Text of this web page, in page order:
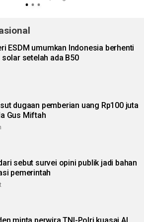
ESDM umumkan Indonesia berhenti
setelah ada B50
dugaan pemberian uang Rp100 juta
Gus Miftah
sebut survei opini publik jadi bahan
pemerintah